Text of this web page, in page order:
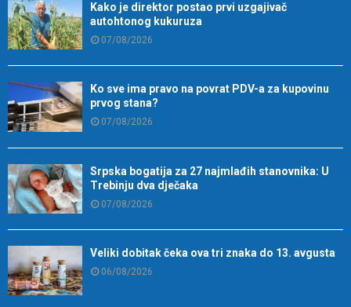
Kako je direktor postao prvi uzgajivač
autohtonog kukuruza
07/08/2026
Ko sve ima pravo na povrat PDV-a za kupovinu
prvog stana?
07/08/2026
Srpska bogatija za 27 najmlađih stanovnika: U
Trebinju dva dječaka
07/08/2026
Veliki dobitak čeka ova tri znaka do 13. avgusta
06/08/2026